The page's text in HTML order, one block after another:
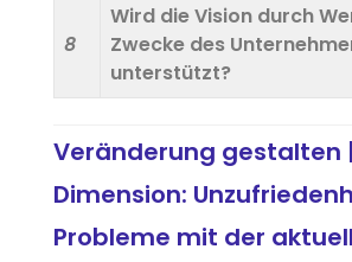
8
Wird die Vision durch
Zwecke des
unterstützt?
Veränderung gestalten |
Dimension:
Probleme mit der